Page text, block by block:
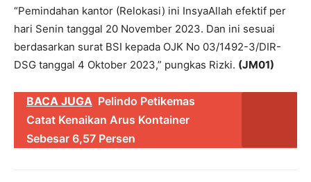
“Pemindahan kantor (Relokasi) ini InsyaAllah efektif per
hari Senin tanggal 20 November 2023. Dan ini sesuai
berdasarkan surat BSI kepada OJK No 03/1492-3/DIR-
DSG tanggal 4 Oktober 2023,” pungkas Rizki. (JM01)
BACA JUGA Pelindo Petikemas
Catat Kenaikan Arus Kontainer
Sebesar 6,57 Persen